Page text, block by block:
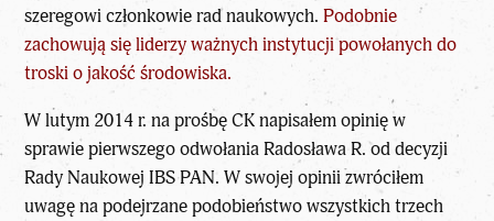
szeregowi członkowie rad naukowych.Podobnie
zachowują się liderzy ważnych instytucji powołanych do
troski o jakość środowiska.
W lutym 2014 r. na prośbę CK napisałem opinię w
sprawie pierwszego odwołania Radosława R. od decyzji
Rady Naukowej IBS PAN. W swojej opinii zwróciłem
uwagę na podejrzane podobieństwo wszystkich trzech